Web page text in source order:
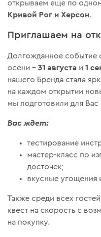
открываем еще по
Кривой Рог и Херсон.
Приглашаем на
Долгожданное событие
осени –31 августа и 1
нашего Бренда стала
на каждом открытии
мы подготовили для Вас
Вас ждет:
тестирование
мастер-класс по
досточек;
вкусные угощения
Также среди всех
квест на скорость с
на покупку.